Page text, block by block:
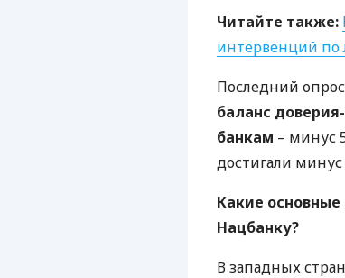
Читайте также:
интервенций по
Последний
баланс
банкам – минус
достигали минус
Какие
Нацбанку?
В западных